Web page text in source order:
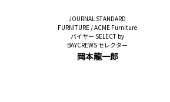
JOURNAL STANDARD
FURNITURE / ACME Furniture
バイヤー SELECT by
BAYCREWS セレクター
岡本龍一郎